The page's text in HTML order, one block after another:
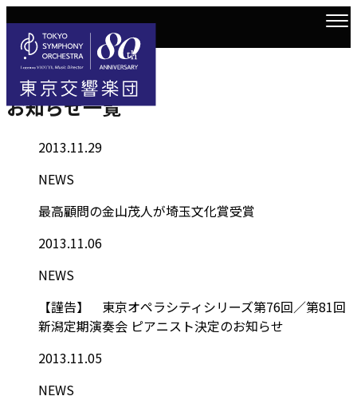
トップ お知らせ一覧
Information
お知らせ一覧
2013.11.29
NEWS
最高顧問の金山茂人が埼玉文化賞受賞
2013.11.06
NEWS
【謹告】 東京オペラシティシリーズ第76回／第81回
新潟定期演奏会 ピアニスト決定のお知らせ
2013.11.05
NEWS